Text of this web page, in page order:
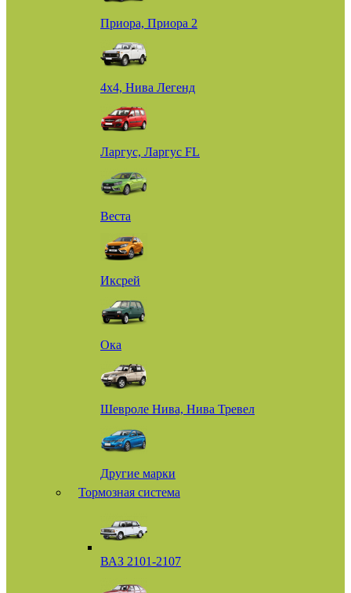
Приора, Приора 2
4х4, Нива Легенд
Ларгус, Ларгус FL
Веста
Иксрей
Ока
Шевроле Нива, Нива Тревел
Другие марки
Тормозная система
ВАЗ 2101-2107